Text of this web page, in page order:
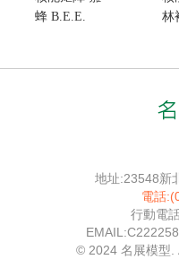
蜂 B.E.E.
林
況)
地址:23548新
電話
行動電
© 2024 名展模型.